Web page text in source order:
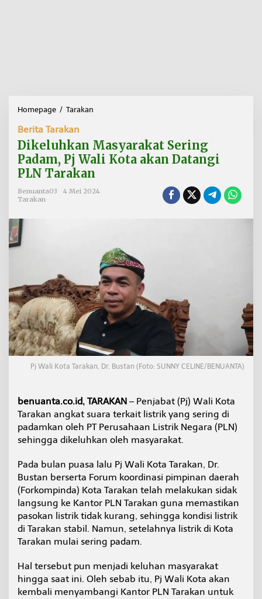
Homepage / Tarakan
e
l
u
h
a
k
a
t
i
d
a
m
P
W
a
l
K
o
t
a
a
n
D
Berita Tarakan
Dikeluhkan Masyarakat Sering
Padam, Pj Wali Kota akan Datangi
PLN Tarakan
Benuanta03
4 Mei 2024
Tarakan
Pj Wali Kota Tarakan, Dr. Bustan (Foto: SUNNY CELINE/BENUANTA)
benuanta.co.id, TARAKAN – Penjabat (Pj) Wali Kota
Tarakan angkat suara terkait listrik yang sering di
padamkan oleh PT Perusahaan Listrik Negara (PLN)
sehingga dikeluhkan oleh masyarakat.
Pada bulan puasa lalu Pj Wali Kota Tarakan, Dr.
Bustan berserta Forum koordinasi pimpinan daerah
(Forkompinda) Kota Tarakan telah melakukan sidak
langsung ke Kantor PLN Tarakan guna memastikan
pasokan listrik tidak kurang, sehingga kondisi listrik
di Tarakan stabil. Namun, setelahnya listrik di Kota
Tarakan mulai sering padam.
Hal tersebut pun menjadi keluhan masyarakat
hingga saat ini. Oleh sebab itu, Pj Wali Kota akan
kembali menyambangi Kantor PLN Tarakan untuk